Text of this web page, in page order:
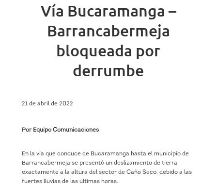
Vía Bucaramanga –
Barrancabermeja
bloqueada por
derrumbe
21 de abril de 2022
Por Equipo Comunicaciones
En la vía que conduce de Bucaramanga hasta el municipio de
Barrancabermeja se presentó un deslizamiento de tierra,
exactamente a la altura del sector de Caño Seco, debido a las
fuertes lluvias de las últimas horas.